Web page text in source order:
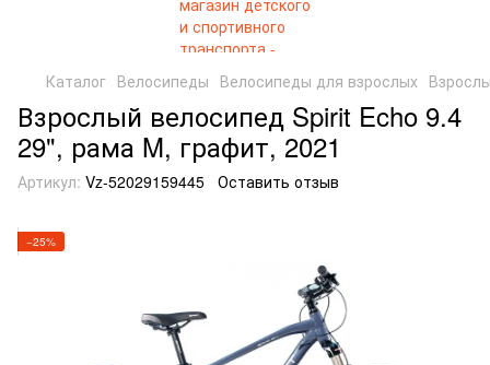
Каталог Велосипеды Велосипеды для взрослых
Взрослый велосипед Spirit Echo 9.4
29", рама M, графит, 2021
Артикул: Vz-52029159445 Оставить отзыв
−25%